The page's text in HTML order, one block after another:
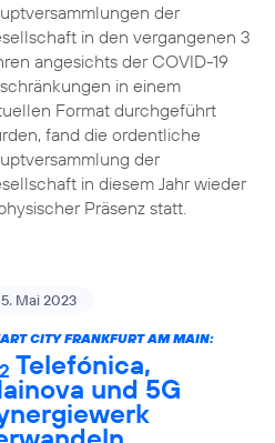
der
in den vergangenen 3
angesichts der COVID-19
in einem
Format durchgeführt
fand die ordentliche
der
in diesem Jahr wieder
Präsenz statt.
Mai 2023
CITY FRANKFURT AM MAIN:
Telefónica,
und 5G